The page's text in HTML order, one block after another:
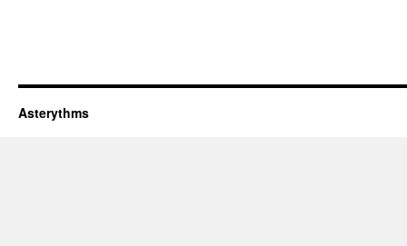
Asterythms